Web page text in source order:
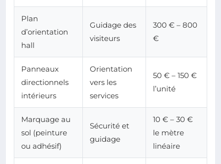
Plan
d’orientation
hall
Guidage des
visiteurs
300 € – 800
€
Panneaux
directionnels
intérieurs
Orientation
vers les
services
50 € – 150 €
l’unité
Marquage au
sol (peinture
ou adhésif)
Sécurité et
guidage
10 € – 30 €
le mètre
linéaire